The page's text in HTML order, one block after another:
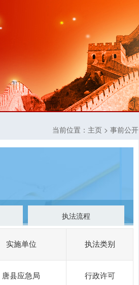
当前位置： 主页 > 事前公开
执法流程
实施单位 执法类别
唐县应急局 行政许可